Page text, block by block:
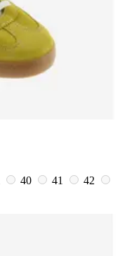
40 41
42